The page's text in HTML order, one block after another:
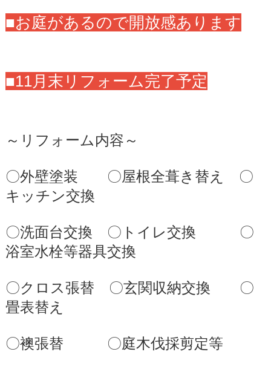
■お庭があるので開放感あります
■11月末リフォーム完了予定
～リフォーム内容～
〇外壁塗装 〇屋根全葺き替え 〇
キッチン交換
〇洗面台交換 〇トイレ交換 〇
浴室水栓等器具交換
〇クロス張替 〇玄関収納交換 〇
畳表替え
〇襖張替 〇庭木伐採剪定等